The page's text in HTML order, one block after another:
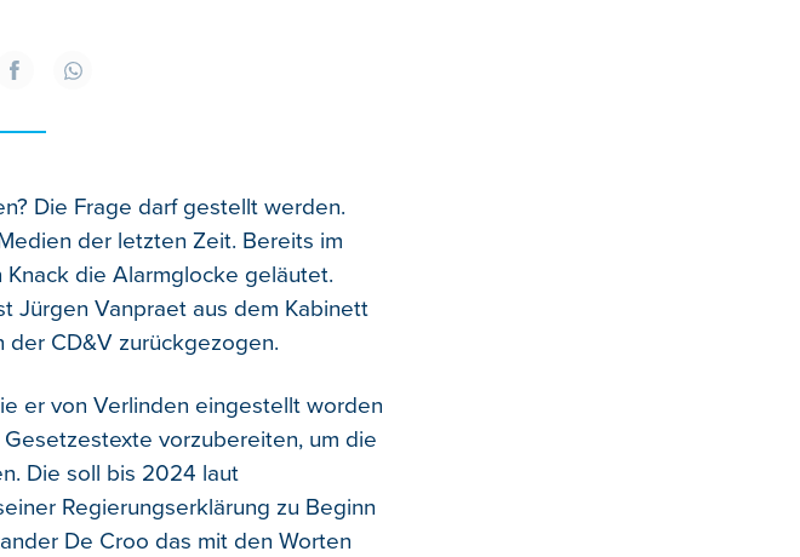
Die Frage darf gestellt werden.
der letzten Zeit. Bereits im
die Alarmglocke geläutet.
Jürgen Vanpraet aus dem Kabinett
der CD&V zurückgezogen.
er von Verlinden eingestellt worden
vorzubereiten, um die
Die soll bis 2024 laut
Regierungserklärung zu Beginn
De Croo das mit den Worten